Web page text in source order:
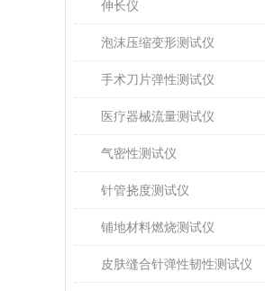
伸长仪
泡沫压缩变形测试仪
手术刀片弹性测试仪
医疗器械流量测试仪
气密性测试仪
针管挠度测试仪
铺地材料燃烧测试仪
皮肤缝合针弹性韧性测试仪